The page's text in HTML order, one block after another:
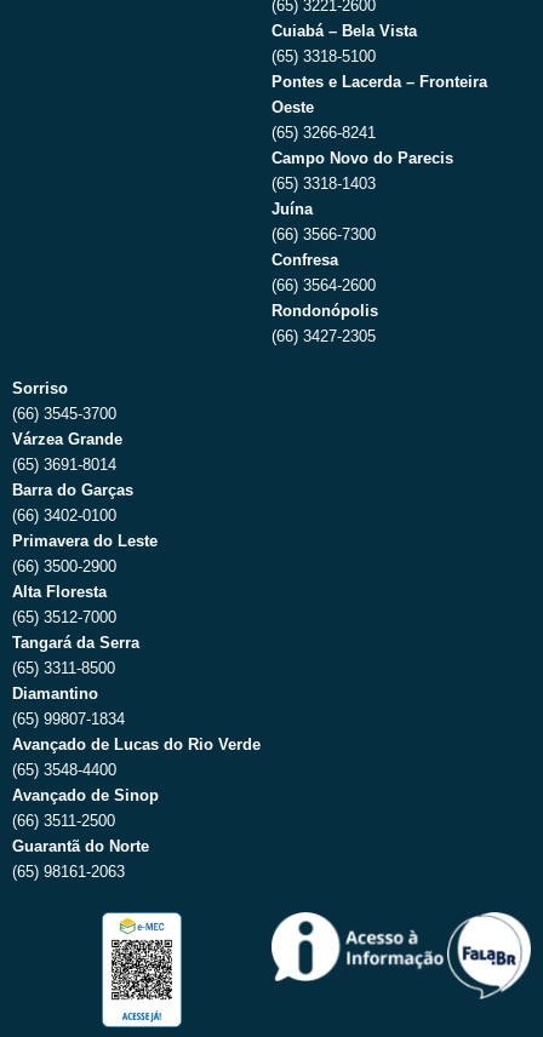
(65) 3221-2600
Cuiabá – Bela Vista
(65) 3318-5100
Pontes e Lacerda – Fronteira
Oeste
(65) 3266-8241
Campo Novo do Parecis
(65) 3318-1403
Juína
(66) 3566-7300
Confresa
(66) 3564-2600
Rondonópolis
(66) 3427-2305
Sorriso
(66) 3545-3700
Várzea Grande
(65) 3691-8014
Barra do Garças
(66) 3402-0100
Primavera do Leste
(66) 3500-2900
Alta Floresta
(65) 3512-7000
Tangará da Serra
(65) 3311-8500
Diamantino
(65) 99807-1834
Avançado de Lucas do Rio Verde
(65) 3548-4400
Avançado de Sinop
(66) 3511-2500
Guarantã do Norte
(65) 98161-2063